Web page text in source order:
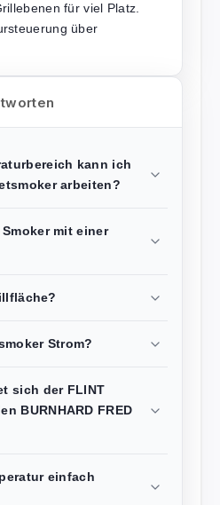
für viel Platz.
über
kann ich
arbeiten?
mit einer
Strom?
sich der FLINT
BURNHARD FRED
einfach